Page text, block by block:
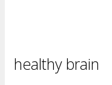
healthy brain